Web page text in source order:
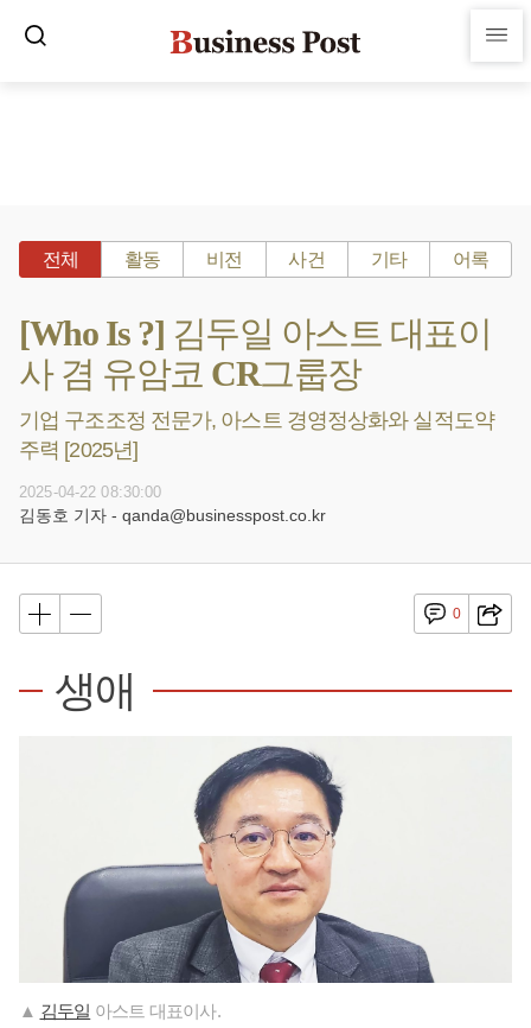
전체 활동 비전 사건 기타 어록
[Who Is ?] 김두일 아스트 대표이
사 겸 유암코 CR그룹장
기업 구조조정 전문가, 아스트 경영정상화와 실적도약
주력 [2025년]
2025-04-22 08:30:00
김동호 기자 - qanda@businesspost.co.kr
0
생애
▲ 김두일 아스트 대표이사.